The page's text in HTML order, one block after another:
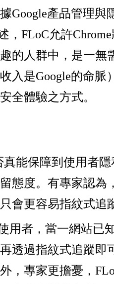
Google產品管理與
，FLoC允許
的人群中，是一無
入是Google的命脈
全體驗之方式。
真能保障到使用者
態度。有專家認為
會更容易指紋式追
用者，當一網站已
透過指紋式追蹤即
，專家更擔憂，